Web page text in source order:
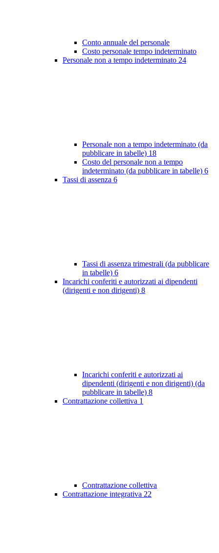
Conto annuale del personale
Costo personale tempo indeterminato
Personale non a tempo indeterminato 24
Personale non a tempo indeterminato (da
pubblicare in tabelle) 18
Costo del personale non a tempo
indeterminato (da pubblicare in tabelle) 6
Tassi di assenza 6
Tassi di assenza trimestrali (da pubblicare
in tabelle) 6
Incarichi conferiti e autorizzati ai dipendenti
(dirigenti e non dirigenti) 8
Incarichi conferiti e autorizzati ai
dipendenti (dirigenti e non dirigenti) (da
pubblicare in tabelle) 8
Contrattazione collettiva 1
Contrattazione collettiva
Contrattazione integrativa 22